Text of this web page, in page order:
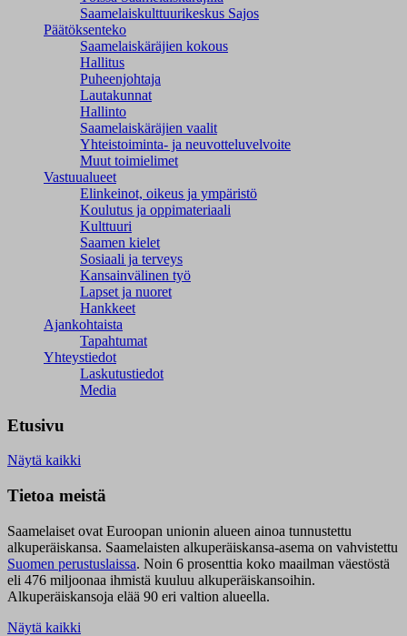
Saamelaiskulttuuri­keskus Sajos
Päätöksenteko
Saamelaiskäräjien kokous
Hallitus
Puheenjohtaja
Lautakunnat
Hallinto
Saamelaiskäräjien vaalit
Yhteistoiminta- ja neuvotteluvelvoite
Muut toimielimet
Vastuualueet
Elinkeinot, oikeus ja ympäristö
Koulutus ja oppimateriaali
Kulttuuri
Saamen kielet
Sosiaali ja terveys
Kansainvälinen työ
Lapset ja nuoret
Hankkeet
Ajankohtaista
Tapahtumat
Yhteystiedot
Laskutustiedot
Media
Etusivu
Näytä kaikki
Tietoa meistä
Saamelaiset ovat Euroopan unionin alueen ainoa tunnustettu
alkuperäiskansa. Saamelaisten alkuperäiskansa-asema on vahvistettu
Suomen perustuslaissa. Noin 6 prosenttia koko maailman väestöstä
eli 476 miljoonaa ihmistä kuuluu alkuperäiskansoihin.
Alkuperäiskansoja elää 90 eri valtion alueella.
Näytä kaikki